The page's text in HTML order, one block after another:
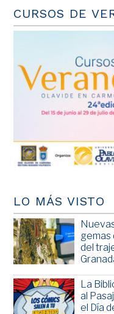
CURSOS DE
LO MÁS VISTO
gemas
del
La
al
el Día